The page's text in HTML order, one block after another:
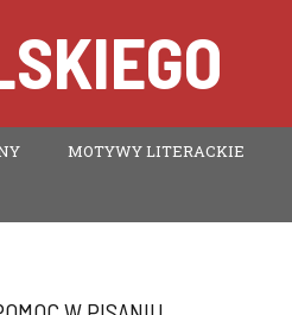
MOTYWY LITERACKIE